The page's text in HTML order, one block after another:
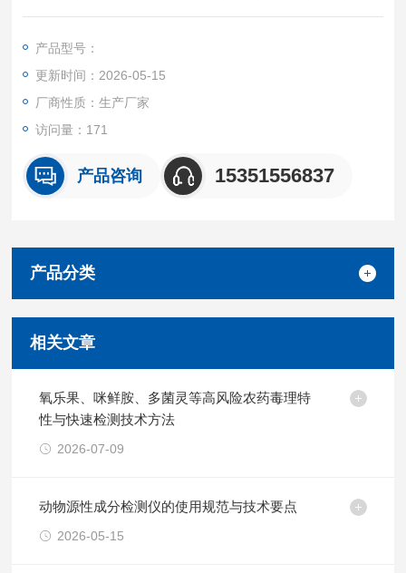
便，检测迅速，结果准确是市场管理者检查肉类含水量是否符合
学校食堂、家庭等地注水肉的快速筛查等。
产品型号：
更新时间：2026-05-15
厂商性质：生产厂家
访问量：171
产品咨询 15351556837
产品分类
相关文章
氧乐果、咪鲜胺、多菌灵等高风险农药毒理特
性与快速检测技术方法
2026-07-09
动物源性成分检测仪的使用规范与技术要点
2026-05-15